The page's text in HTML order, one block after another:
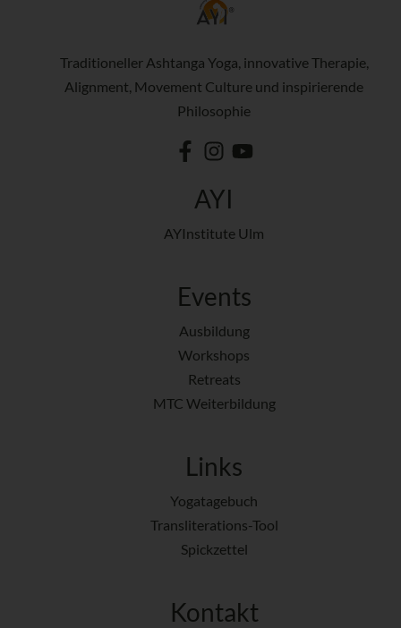
Traditioneller Ashtanga Yoga, innovative Therapie,
Alignment, Movement Culture und inspirierende
Philosophie
AYI
AYInstitute Ulm
Events
Ausbildung
Workshops
Retreats
MTC Weiterbildung
Links
Yogatagebuch
Transliterations-Tool
Spickzettel
Kontakt